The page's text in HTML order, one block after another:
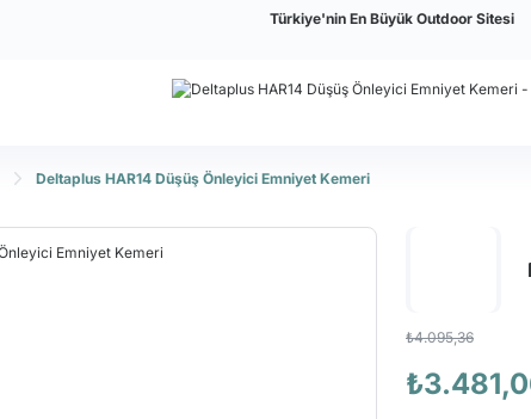
Türkiye'nin En Büyük Outdoor Sitesi
Deltaplus HAR14 Düşüş Önleyici Emniyet Kemeri
₺4.095,36